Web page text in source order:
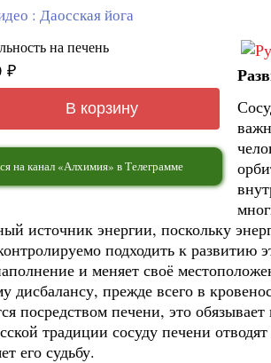
: Даосская йога
₽
В корзину
на канал «Алхимия» в Телеграмме
источник энергии, поскольку
подходить к развитию
и меняет своё
дисбалансу, прежде всего в
посредством печени, это
традиции сосуду печени
его судьбу.